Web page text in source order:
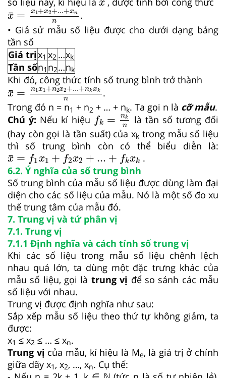
x
¯
x = x1+x2+...+xn
n
x¯ =x1+x2+...+x nn
.
• Giả sử mẫu số liệu được cho dưới dạng bảng
tần số
Giá trịx1 x2 …xk
Tần sốn1 n2…nk
Khi đó, công thức tính số trung bình trở thành
¯
x = n1x1+n2x2+...+nkxk
n
x¯=n1x1+n2x2+... +n kxkn
.
Trong đó n = n1 + n2 + … + nk. Ta gọi n là cỡ mẫu.
Chú ý: Nếu kí hiệu fk = nk
n
fk = n kn là tần số tương đối
(hay còn gọi là tần suất) của xk­ trong mẫu số liệu
thì số trung bình còn có thể biểu diễn là:
¯
x = f1x1 + f2x2 + ... + fkxk
x¯=f1 x1+f2x2+... +fkx k
.
6.2. Ý nghĩa của số trung bình
Số trung bình của mẫu số liệu được dùng làm đại
diện cho các số liệu của mẫu. Nó là một số đo xu
thế trung tâm của mẫu đó.
7. Trung vị và tứ phân vị
7.1. Trung vị
7.1.1 Định nghĩa và cách tính số trung vị
Khi các số liệu trong mẫu số liệu chênh lệch
nhau quá lớn, ta dùng một đặc trưng khác của
mẫu số liệu, gọi là trung vị để so sánh các mẫu
số liệu với nhau.
Trung vị được định nghĩa như sau:
Sắp xếp mẫu số liệu theo thứ tự không giảm, ta
được:
x1 ≤ x2 ≤ … ≤ xn.
Trung vị của mẫu, kí hiệu là Me, là giá trị ở chính
giữa dãy x1 , x­­2, …, xn. Cụ thể: